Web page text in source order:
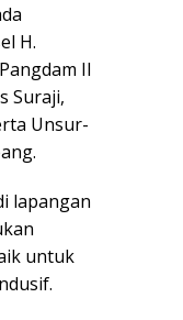
H.
II
Suraji,
Unsur-
lapangan
untuk